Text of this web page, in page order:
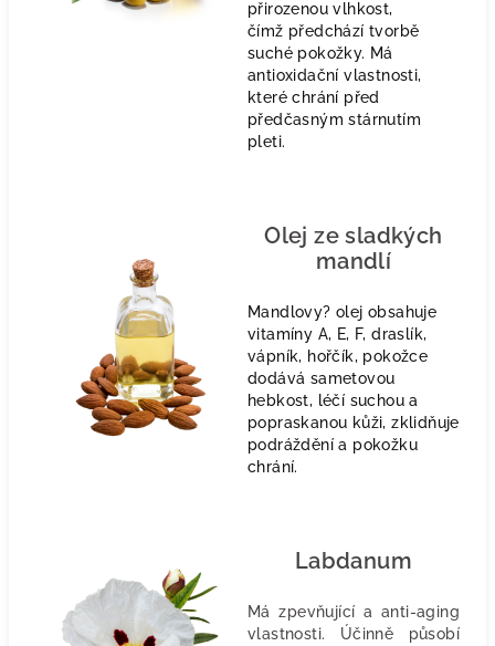
přirozenou vlhkost,
čímž předchází tvorbě
suché pokožky. Má
antioxidační vlastnosti,
které chrání před
předčasným stárnutím
pleti.
Olej ze sladkých
mandlí
Mandlovy? olej obsahuje
vitamíny A, E, F, draslík,
vápník, hořčík, pokožce
dodává sametovou
hebkost, léčí suchou a
popraskanou kůži, zklidňuje
podráždění a pokožku
chrání.
Labdanum
Má zpevňující a anti-aging
vlastnosti. Účinně působí